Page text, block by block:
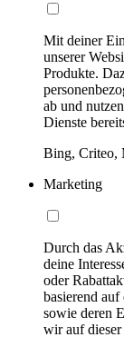
Mit deiner
unserer
Produkte.
ab und
Dienste
Bing, Criteo,
Marketing
Durch das
deine
oder
basierend
sowie deren
wir auf